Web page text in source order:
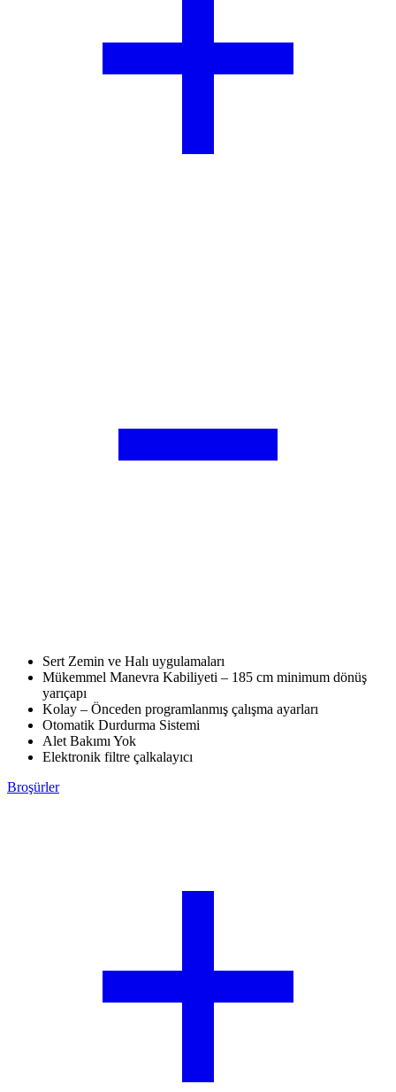
Sert Zemin ve Halı uygulamaları
Mükemmel Manevra Kabiliyeti – 185 cm minimum dönüş
yarıçapı
Kolay – Önceden programlanmış çalışma ayarları
Otomatik Durdurma Sistemi
Alet Bakımı Yok
Elektronik filtre çalkalayıcı
Broşürler